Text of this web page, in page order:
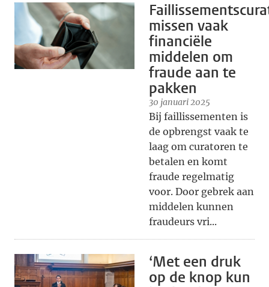
missen vaak
financiële
middelen om
fraude aan te
pakken
30 januari 2025
Bij faillissementen is
de opbrengst vaak te
laag om curatoren te
betalen en komt
fraude regelmatig
voor. Door gebrek aan
middelen kunnen
fraudeurs vri...
‘Met een druk
op de knop kun